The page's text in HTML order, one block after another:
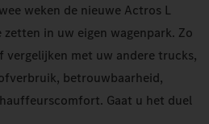
weken de nieuwe Actros L
in uw eigen wagenpark. Zo
met uw andere trucks,
betrouwbaarheid,
Gaat u het duel